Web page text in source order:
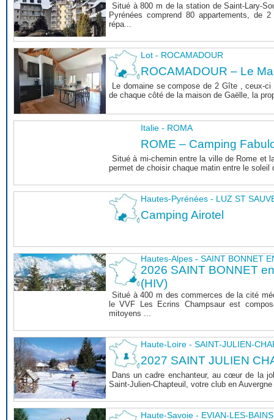
Situé à 800 m de la station de Saint-Lary-
Pyrénées comprend 80 appartements, de
répa...
Lot - ROCAMADOUR
ROCAMADOUR – Le
Le domaine se compose de 2 Gîte , ceux-
de chaque côté de la maison de Gaëlle, la
Italie - ROMA
ROME – Camping
Situé à mi-chemin entre la ville de Rome et
permet de choisir chaque matin entre le soleil
Hautes-Pyrénées - LUZ ST
Camping Airotel
Hautes-Alpes - SAINT BONNET
2026 SAINT BONNET
(HIV)
Situé à 400 m des commerces de la cité
le VVF Les Ecrins Champsaur est
mitoyens ...
Haute-Loire - SAINT-JULIEN-
2027 SAINT JULIEN
Dans un cadre enchanteur, au cœur de la
Saint-Julien-Chapteuil, votre club en
Haute-Savoie - EVIAN-LES-BAINS